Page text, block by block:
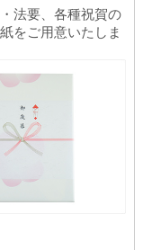
法要、各種祝賀の
をご用意いたしま